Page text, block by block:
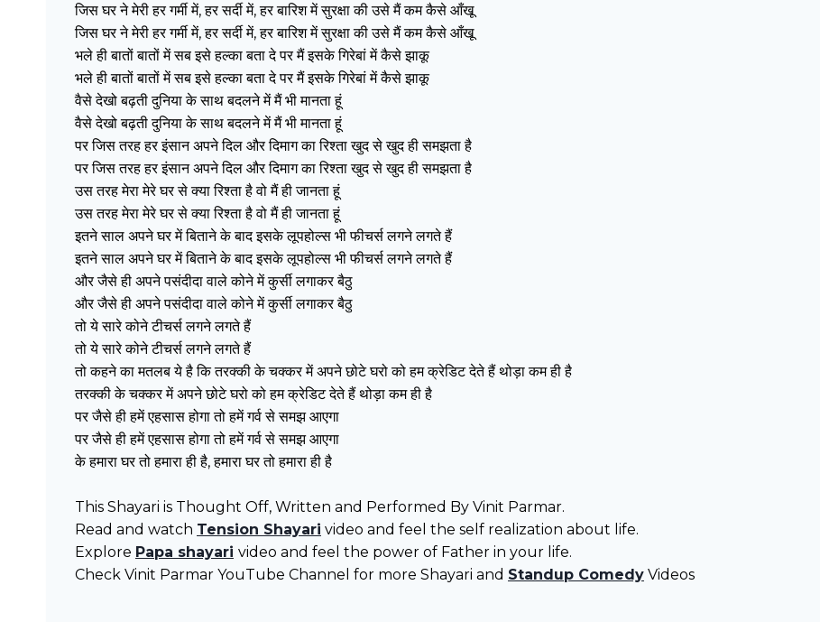
जिस घर ने मेरी हर गर्मी में, हर सर्दी में, हर बारिश में सुरक्षा की उसे मैं कम कैसे आँखू
जिस घर ने मेरी हर गर्मी में, हर सर्दी में, हर बारिश में सुरक्षा की उसे मैं कम कैसे आँखू
भले ही बातों बातों में सब इसे हल्का बता दे पर मैं इसके गिरेबां में कैसे झाकू
भले ही बातों बातों में सब इसे हल्का बता दे पर मैं इसके गिरेबां में कैसे झाकू
वैसे देखो बढ़ती दुनिया के साथ बदलने में मैं भी मानता हूं
वैसे देखो बढ़ती दुनिया के साथ बदलने में मैं भी मानता हूं
पर जिस तरह हर इंसान अपने दिल और दिमाग का रिश्ता खुद से खुद ही समझता है
पर जिस तरह हर इंसान अपने दिल और दिमाग का रिश्ता खुद से खुद ही समझता है
उस तरह मेरा मेरे घर से क्या रिश्ता है वो मैं ही जानता हूं
उस तरह मेरा मेरे घर से क्या रिश्ता है वो मैं ही जानता हूं
इतने साल अपने घर में बिताने के बाद इसके लूपहोल्स भी फीचर्स लगने लगते हैं
इतने साल अपने घर में बिताने के बाद इसके लूपहोल्स भी फीचर्स लगने लगते हैं
और जैसे ही अपने पसंदीदा वाले कोने में कुर्सी लगाकर बैठु
और जैसे ही अपने पसंदीदा वाले कोने में कुर्सी लगाकर बैठु
तो ये सारे कोने टीचर्स लगने लगते हैं
तो ये सारे कोने टीचर्स लगने लगते हैं
तो कहने का मतलब ये है कि तरक्की के चक्कर में अपने छोटे घरो को हम क्रेडिट देते हैं थोड़ा कम ही है
तरक्की के चक्कर में अपने छोटे घरो को हम क्रेडिट देते हैं थोड़ा कम ही है
पर जैसे ही हमें एहसास होगा तो हमें गर्व से समझ आएगा
पर जैसे ही हमें एहसास होगा तो हमें गर्व से समझ आएगा
के हमारा घर तो हमारा ही है, हमारा घर तो हमारा ही है
This Shayari is Thought Off, Written and Performed By Vinit Parmar.
Read and watch Tension Shayari video and feel the self realization about life.
Explore Papa shayari video and feel the power of Father in your life.
Check Vinit Parmar YouTube Channel for more Shayari and Standup Comedy Videos